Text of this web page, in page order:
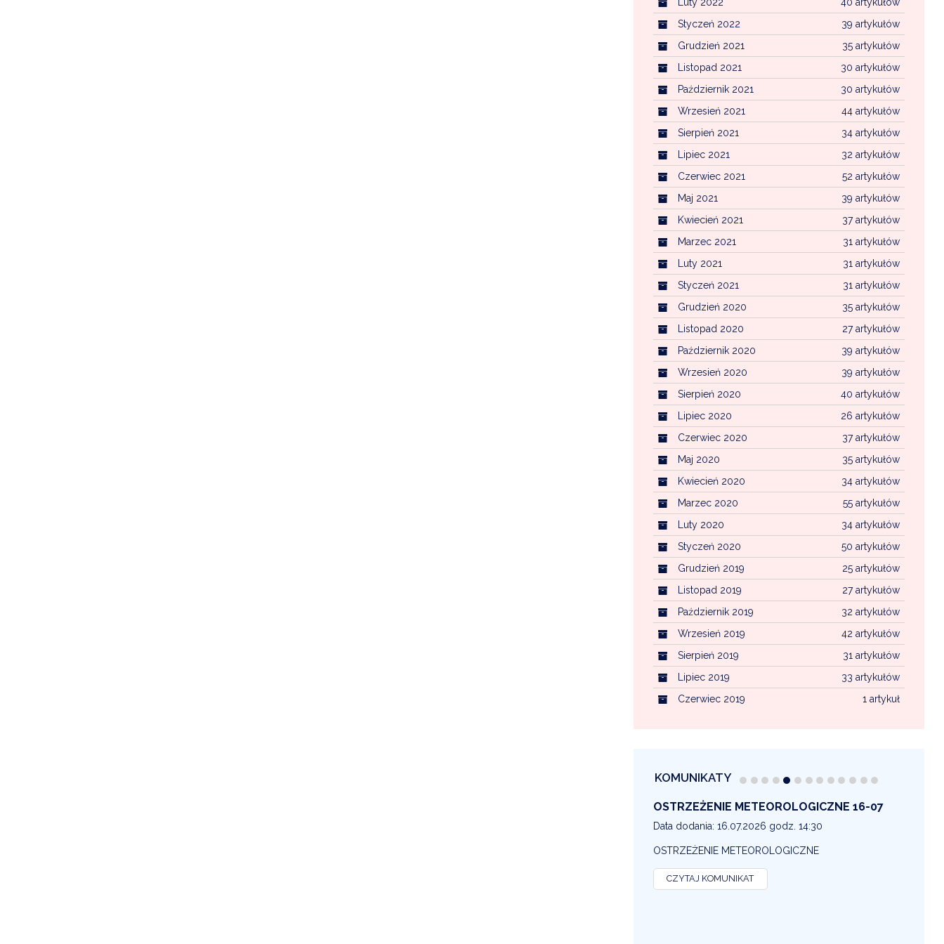
39 artykułów
Styczeń 2022
35 artykułów
Grudzień 2021
30 artykułów
Listopad 2021
30 artykułów
Październik 2021
44 artykułów
Wrzesień 2021
34 artykułów
Sierpień 2021
32 artykułów
Lipiec 2021
52 artykułów
Czerwiec 2021
39 artykułów
Maj 2021
37 artykułów
Kwiecień 2021
31 artykułów
Marzec 2021
31 artykułów
Luty 2021
31 artykułów
Styczeń 2021
35 artykułów
Grudzień 2020
27 artykułów
Listopad 2020
39 artykułów
Październik 2020
39 artykułów
Wrzesień 2020
40 artykułów
Sierpień 2020
26 artykułów
Lipiec 2020
37 artykułów
Czerwiec 2020
35 artykułów
Maj 2020
34 artykułów
Kwiecień 2020
55 artykułów
Marzec 2020
34 artykułów
Luty 2020
50 artykułów
Styczeń 2020
25 artykułów
Grudzień 2019
27 artykułów
Listopad 2019
32 artykułów
Październik 2019
42 artykułów
Wrzesień 2019
31 artykułów
Sierpień 2019
33 artykułów
Lipiec 2019
1 artykuł
Czerwiec 2019
KOMUNIKATY
OSTRZEŻENIE METEOROLOGICZNE 16-07
Data dodania: 16.07.2026 godz. 14:30
OSTRZEŻENIE METEOROLOGICZNE
CZYTAJ KOMUNIKAT